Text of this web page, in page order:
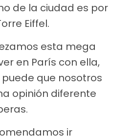
de la ciudad es por
Eiffel.
esta mega
en París con ella,
que nosotros
opinión diferente
ir